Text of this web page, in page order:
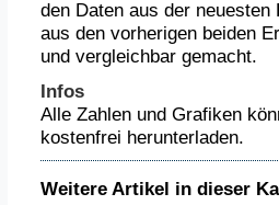
den Daten aus der neuesten
aus den vorherigen beiden
und vergleichbar gemacht.
Infos
Alle Zahlen und Grafiken
kostenfrei herunterladen.
Weitere Artikel in dieser